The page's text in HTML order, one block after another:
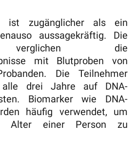
ist zugänglicher als ein
aussagekräftig. Die
verglichen die
mit Blutproben von
Die Teilnehmer
drei Jahre auf DNA-
Biomarker wie DNA-
häufig verwendet, um
Alter einer Person zu